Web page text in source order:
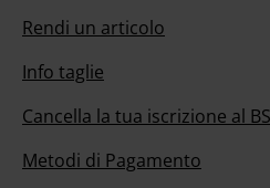
Rendi un articolo
Info taglie
Cancella la tua iscrizione al
Metodi di Pagamento